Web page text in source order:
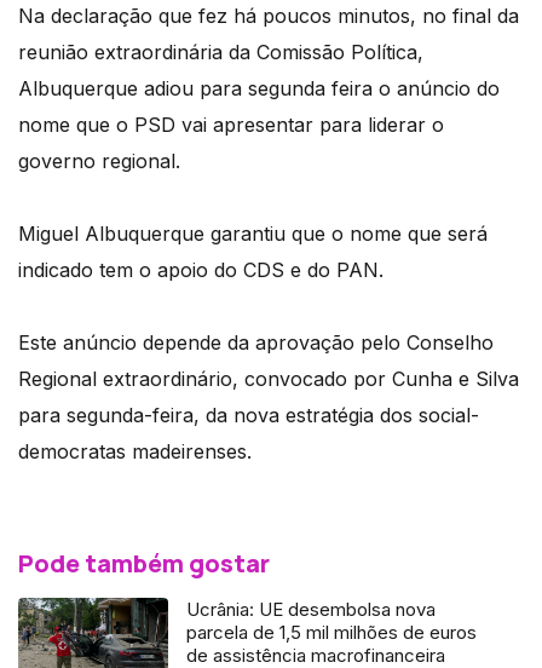
Na declaração que fez há poucos minutos, no final da
reunião extraordinária da Comissão Política,
Albuquerque adiou para segunda feira o anúncio do
nome que o PSD vai apresentar para liderar o
governo regional.
Miguel Albuquerque garantiu que o nome que será
indicado tem o apoio do CDS e do PAN.
Este anúncio depende da aprovação pelo Conselho
Regional extraordinário, convocado por Cunha e Silva
para segunda-feira, da nova estratégia dos social-
democratas madeirenses.
Pode também gostar
Ucrânia: UE desembolsa nova
parcela de 1,5 mil milhões de euros
de assistência macrofinanceira